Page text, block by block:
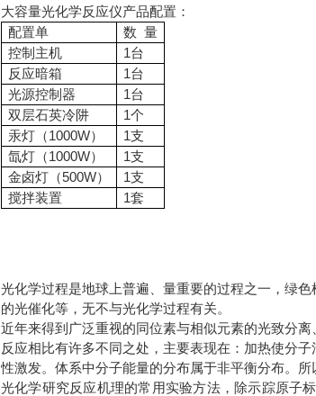
大容量光化学反应仪产品配置：
配置单
数 量
控制主机
1台
反应暗箱
1台
光源控制器
1台
双层石英冷阱
1个
汞灯（1000W）
1支
氙灯（1000W）
1支
金卤灯（500W）
1支
搅拌装置
1套
光化学过程是地球上普遍、量重要的过程之一，绿
的光催化等，无不与光化学过程有关。
近年来得到广泛重视的同位素与相似元素的光致分
反应相比有许多不同之处，主要表现在：加热使分
性激发。体系中分子能量的分布属于非平衡分布。
光化学研究反应机理的常用实验方法，除示踪原子